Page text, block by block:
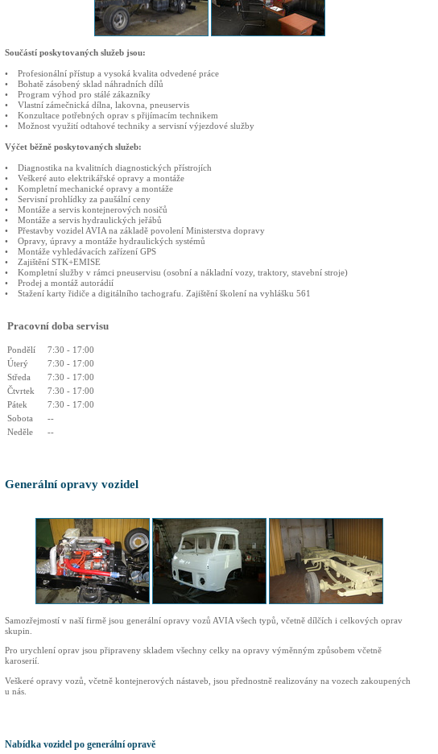
Součástí poskytovaných služeb jsou:
• Profesionální přístup a vysoká kvalita odvedené práce
• Bohatě zásobený sklad náhradních dílů
• Program výhod pro stálé zákazníky
• Vlastní zámečnická dílna, lakovna, pneuservis
• Konzultace potřebných oprav s přijímacím technikem
• Možnost využití odtahové techniky a servisní výjezdové služby
Výčet běžně poskytovaných služeb:
• Diagnostika na kvalitních diagnostických přístrojích
• Veškeré auto elektrikářské opravy a montáže
• Kompletní mechanické opravy a montáže
• Servisní prohlídky za paušální ceny
• Montáže a servis kontejnerových nosičů
• Montáže a servis hydraulických jeřábů
• Přestavby vozidel AVIA na základě povolení Ministerstva dopravy
• Opravy, úpravy a montáže hydraulických systémů
• Montáže vyhledávacích zařízení GPS
• Zajištění STK+EMISE
• Kompletní služby v rámci pneuservisu (osobní a nákladní vozy, traktory, stavební stroje)
• Prodej a montáž autorádií
• Stažení karty řidiče a digitálního tachografu. Zajištění školení na vyhlášku 561
Pracovní doba servisu
Pondělí
7:30 - 17:00
Úterý
7:30 - 17:00
Středa
7:30 - 17:00
Čtvrtek
7:30 - 17:00
Pátek
7:30 - 17:00
Sobota
--
Neděle
--
Generální opravy vozidel
Samozřejmostí v naší firmě jsou generální opravy vozů AVIA všech typů, včetně dílčích i celkových oprav
skupin.
Pro urychlení oprav jsou připraveny skladem všechny celky na opravy výměnným způsobem včetně
karoserií.
Veškeré opravy vozů, včetně kontejnerových nástaveb, jsou přednostně realizovány na vozech zakoupených
u nás.
Nabídka vozidel po generální opravě